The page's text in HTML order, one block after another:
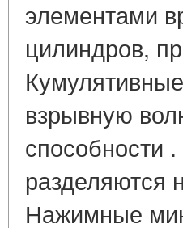
элементами
цилиндров,
взрывную
способности
разделяются
Нажимные